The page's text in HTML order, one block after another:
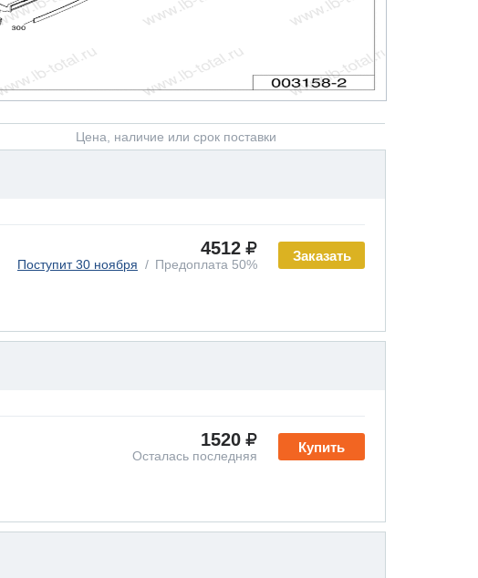
Цена, наличие или срок поставки
Заказать
4512
Поступит 30 ноября Предоплата 50%
Купить
1520
Осталась последняя